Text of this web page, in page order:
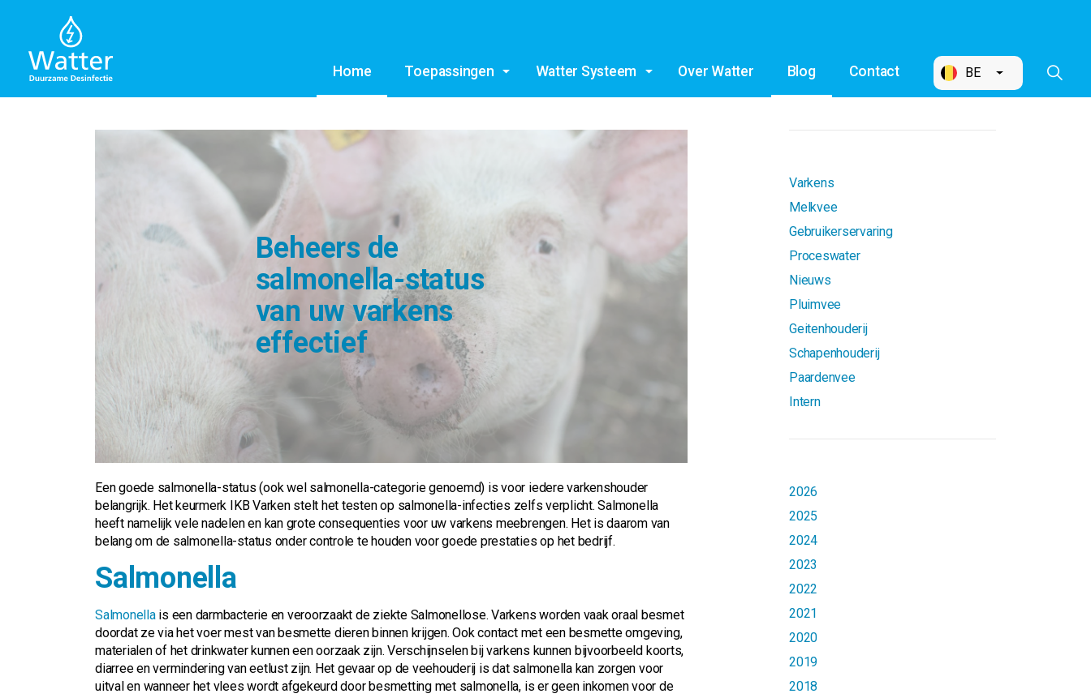
Home Toepassingen Watter Systeem Over Watter Blog Contact BE
Beheers de
salmonella-status
van uw varkens
effectief
Een goede salmonella-status (ook wel salmonella-categorie genoemd) is voor iedere varkenshouder
belangrijk. Het keurmerk IKB Varken stelt het testen op salmonella-infecties zelfs verplicht. Salmonella
heeft namelijk vele nadelen en kan grote consequenties voor uw varkens meebrengen. Het is daarom van
belang om de salmonella-status onder controle te houden voor goede prestaties op het bedrijf.
Salmonella
Salmonellais een darmbacterie en veroorzaakt de ziekte Salmonellose. Varkens worden vaak oraal besmet
doordat ze via het voer mest van besmette dieren binnen krijgen. Ook contact met een besmette omgeving,
materialen of het drinkwater kunnen een oorzaak zijn. Verschijnselen bij varkens kunnen bijvoorbeeld koorts,
diarree en vermindering van eetlust zijn. Het gevaar op de veehouderij is dat salmonella kan zorgen voor
uitval en wanneer het vlees wordt afgekeurd door besmetting met salmonella, is er geen inkomen voor de
Varkens
Melkvee
Gebruikerservaring
Proceswater
Nieuws
Pluimvee
Geitenhouderij
Schapenhouderij
Paardenvee
Intern
2026
2025
2024
2023
2022
2021
2020
2019
2018